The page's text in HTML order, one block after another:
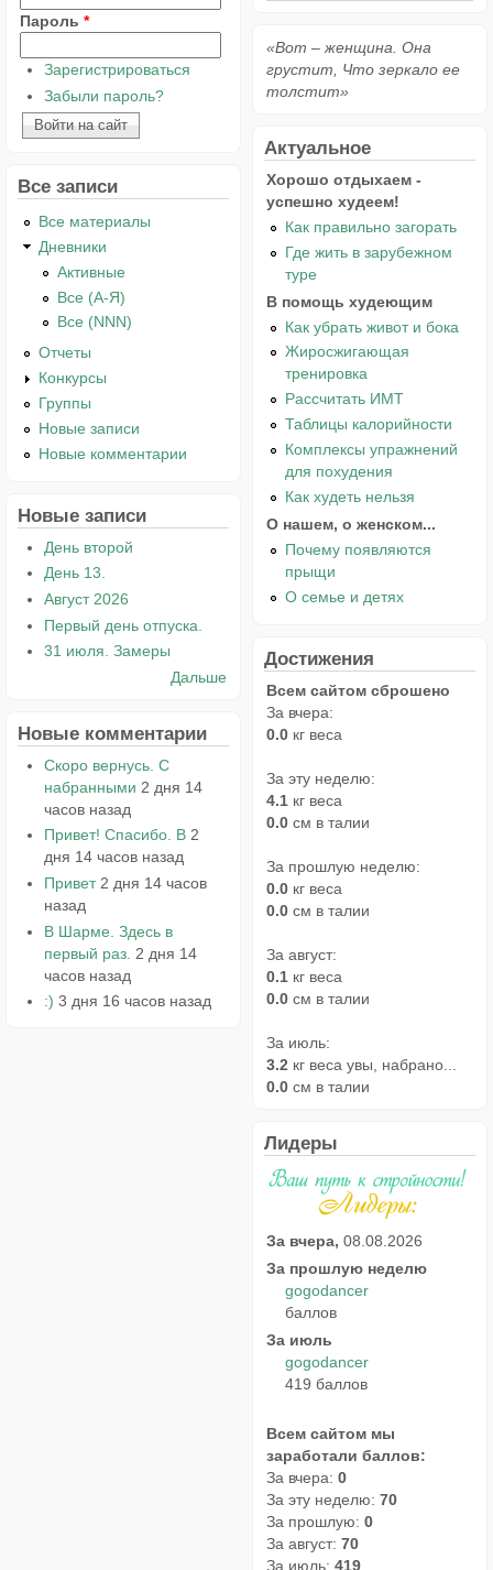
Пароль *
Зарегистрироваться
Забыли пароль?
Все записи
Все материалы
Дневники
Активные
Все (А-Я)
Все (NNN)
Отчеты
Конкурсы
Группы
Новые записи
Новые комментарии
Новые записи
День второй
День 13.
Август 2026
Первый день отпуска.
31 июля. Замеры
Дальше
Новые комментарии
Скоро вернусь. С
набранными 2 дня 14
часов назад
Привет! Спасибо. В 2
дня 14 часов назад
Привет 2 дня 14 часов
назад
В Шарме. Здесь в
первый раз. 2 дня 14
часов назад
:) 3 дня 16 часов назад
«Вот – женщина. Она
грустит, Что зеркало ее
толстит»
Актуальное
Хорошо отдыхаем -
успешно худеем!
Как правильно загорать
Где жить в зарубежном
туре
В помощь худеющим
Как убрать живот и бока
Жиросжигающая
тренировка
Рассчитать ИМТ
Таблицы калорийности
Комплексы упражнений
для похудения
Как худеть нельзя
О нашем, о женском...
Почему появляются
прыщи
О семье и детях
Достижения
Всем сайтом сброшено
За вчера:
0.0 кг веса
За эту неделю:
4.1 кг веса
0.0 см в талии
За прошлую неделю:
0.0 кг веса
0.0 см в талии
За август:
0.1 кг веса
0.0 см в талии
За июль:
3.2 кг веса увы, набрано...
0.0 см в талии
Лидеры
За вчера, 08.08.2026
За прошлую неделю
gogodancer
баллов
За июль
gogodancer
419 баллов
Всем сайтом мы
заработали баллов:
За вчера: 0
За эту неделю: 70
За прошлую: 0
За август: 70
За июль: 419